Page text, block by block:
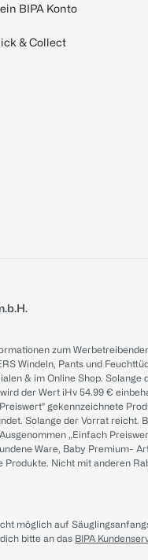
BIPA Konto
& Collect
zum
Windeln, Pants und
& im Online Shop.
der Wert iHv 54.99 €
gekennzeichnete
Solange der Vorrat reicht.
Ausgenommen „Einfach
Ware, Baby
Produkte. Nicht mit anderen
möglich auf
bitte an das BIPA